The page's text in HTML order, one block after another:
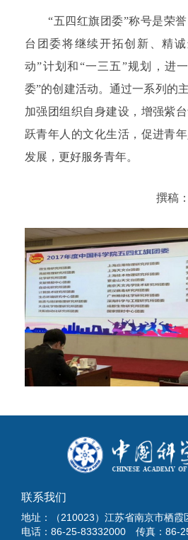
“五四红旗团委”称号是荣誉
台团委将继续开拓创新、精
动”计划和“一三五”规划，进
委”的创建活动。通过一系列的
加强团组织自身建设，增强紫
跃青年人的文化生活，促进青
发展，更好服务青年。
撰稿
联系我们
地址：（210023）江苏省南京市栖霞
电话：86-25-83332000 传真：86-